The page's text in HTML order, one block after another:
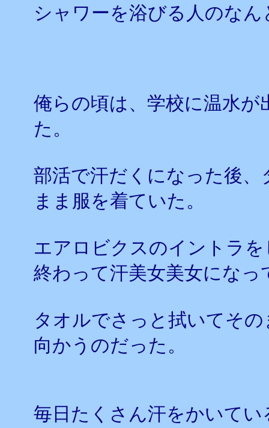
シャワーを浴びる人のな
俺らの頃は、学校に温水
た。
部活で汗だくになった後
まま服を着ていた。
エアロビクスのイントラ
終わって汗美女美女になっ
タオルでさっと拭いてそ
向かうのだった。
毎日たくさん汗をかいて